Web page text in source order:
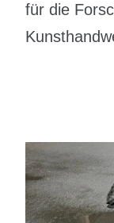
für die